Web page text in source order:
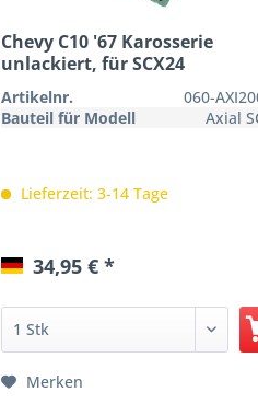
Chevy C10 '67 Karosserie
unlackiert, für SCX24
Artikelnr.
060-
Bauteil für Modell
Axial
Lieferzeit: 3-14 Tage
34,95 € *
Merken